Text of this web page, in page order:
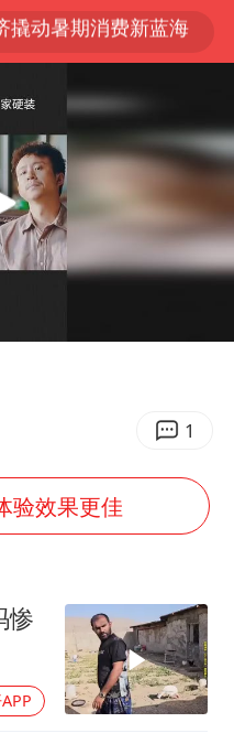
马克·艾伦退出斯诺克中国公开赛
直营店飞天茅台提价
拍日出坠崖1死1伤
上四休三，但降薪1000元，你接受吗？
有序停课
几元成本的AI广告导致千万市值蒸发
主席赛宋蓬逝世
正面袭击贯穿浙江
车内过夜被收150元
健身 共筑健康中国
1
验效果更佳
惨